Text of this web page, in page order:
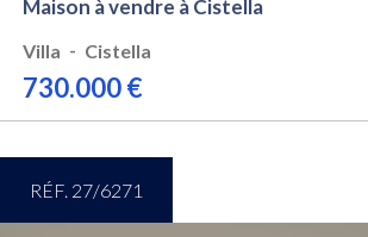
Maison à vendre à Cistella
Villa - Cistella
730.000 €
RÉF. 27/6271